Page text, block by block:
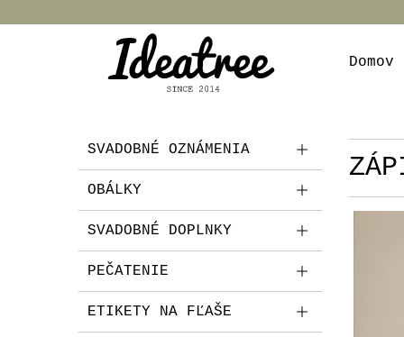
Domov
SVADOBNÉ OZNÁMENIA
OBÁLKY
SVADOBNÉ DOPLNKY
PEČATENIE
ETIKETY NA FĽAŠE